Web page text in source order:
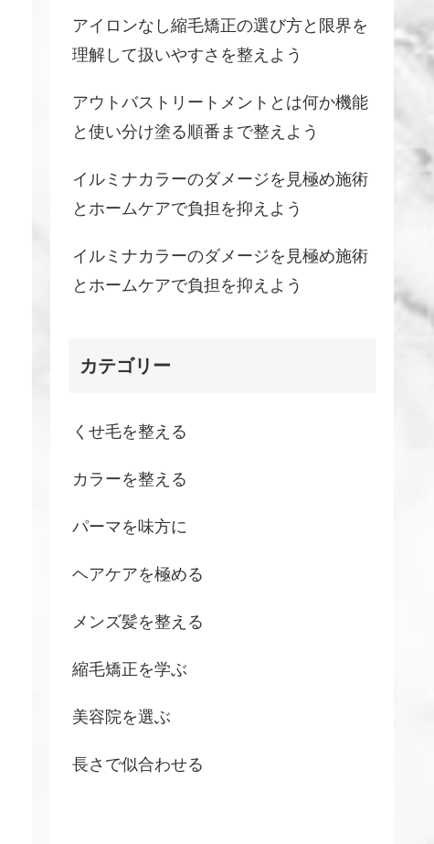
アイロンなし縮毛矯正の選び方と限界を
理解して扱いやすさを整えよう
アウトバストリートメントとは何か機能
と使い分け塗る順番まで整えよう
イルミナカラーのダメージを見極め施術
とホームケアで負担を抑えよう
イルミナカラーのダメージを見極め施術
とホームケアで負担を抑えよう
カテゴリー
くせ毛を整える
カラーを整える
パーマを味方に
ヘアケアを極める
メンズ髪を整える
縮毛矯正を学ぶ
美容院を選ぶ
長さで似合わせる